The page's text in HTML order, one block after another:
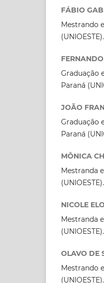
FÁBIO
Mestrando
(UNIOESTE).
Graduação
Paraná
JOÃO
Graduação
Paraná
MÔNICA
Mestranda
(UNIOESTE).
NICOLE
Mestranda
(UNIOESTE).
OLAVO DE
Mestrando
(UNIOESTE).